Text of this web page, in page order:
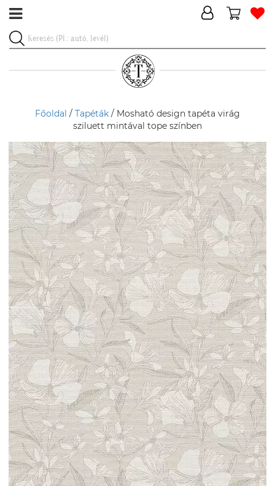
Főoldal / Tapéták / Mosható design tapéta virág
sziluett mintával tope színben